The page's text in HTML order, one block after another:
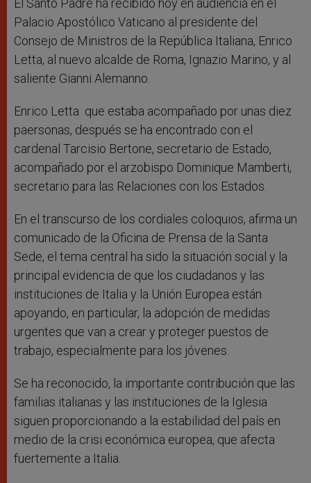
r
El Santo Padre ha recibido hoy en audiencia en el
Palacio Apostólico Vaticano al presidente del
Consejo de Ministros de la República Italiana, Enrico
Letta, al nuevo alcalde de Roma, Ignazio Marino, y al
saliente Gianni Alemanno.
Enrico Letta que estaba acompañado por unas diez
paersonas, después se ha encontrado con el
cardenal Tarcisio Bertone, secretario de Estado,
acompañado por el arzobispo Dominique Mamberti,
secretario para las Relaciones con los Estados.
En el transcurso de los cordiales coloquios, afirma un
comunicado de la Oficina de Prensa de la Santa
Sede, el tema central ha sido la situación social y la
principal evidencia de que los ciudadanos y las
instituciones de Italia y la Unión Europea están
apoyando, en particular, la adopción de medidas
urgentes que van a crear y proteger puestos de
trabajo, especialmente para los jóvenes.
Se ha reconocido, la importante contribución que las
familias italianas y las instituciones de la Iglesia
siguen proporcionando a la estabilidad del país en
medio de la crisi económica europea, que afecta
fuertemente a Italia.